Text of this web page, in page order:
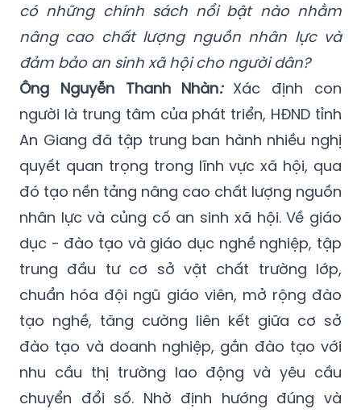
có những chính sách nổi bật nào nhằm
nâng cao chất lượng nguồn nhân lực và
đảm bảo an sinh xã hội cho người dân?
Ông Nguyễn Thanh Nhàn: Xác định con
người là trung tâm của phát triển, HĐND tỉnh
An Giang đã tập trung ban hành nhiều nghị
quyết quan trọng trong lĩnh vực xã hội, qua
đó tạo nền tảng nâng cao chất lượng nguồn
nhân lực và củng cố an sinh xã hội. Về giáo
dục - đào tạo và giáo dục nghề nghiệp, tập
trung đầu tư cơ sở vật chất trường lớp,
chuẩn hóa đội ngũ giáo viên, mở rộng đào
tạo nghề, tăng cường liên kết giữa cơ sở
đào tạo và doanh nghiệp, gắn đào tạo với
nhu cầu thị trường lao động và yêu cầu
chuyển đổi số. Nhờ định hướng đúng và